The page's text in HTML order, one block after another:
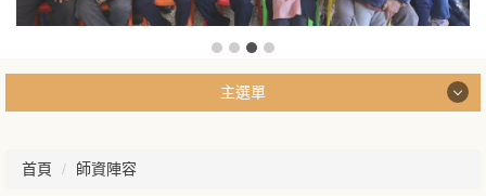
主選單
首頁 師資陣容